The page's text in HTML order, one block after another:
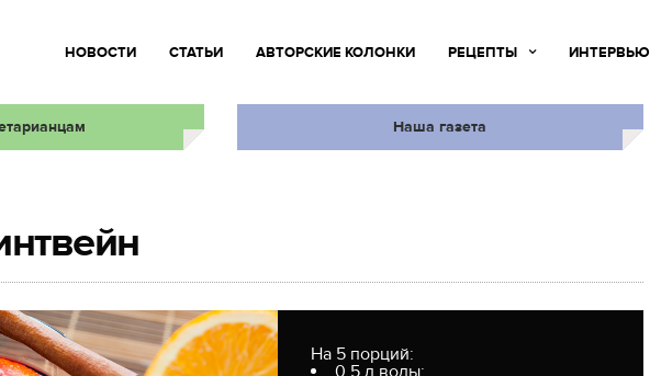
НОВОСТИ СТАТЬИ АВТОРСКИЕ КОЛОНКИ РЕЦЕПТЫ ИНТЕРВЬЮ
Наша газета
На 5 порций:
0,5 л воды;